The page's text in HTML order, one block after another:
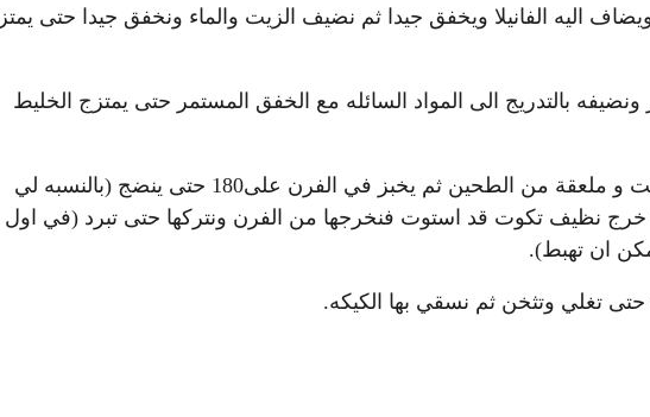
اليه الفانيلا ويخفق جيدا ثم نضيف الزيت والماء ونخفق جيدا حتی
بالتدريج الی المواد السائله مع الخفق المستمر حتی يمتزج الخليط
– ويسكب الخليط بصينية الخبز المدهونه بالزيت و ملعقة من الطحين ثم يخبز في الفرن علی180 حتی ينضج (بالنسبه لي
نظيف تكوت قد استوت فنخرجها من الفرن ونتركها حتی تبرد (في اول
ان تهبط).
تغلي وتثخن ثم نسقي بها الكيكه.